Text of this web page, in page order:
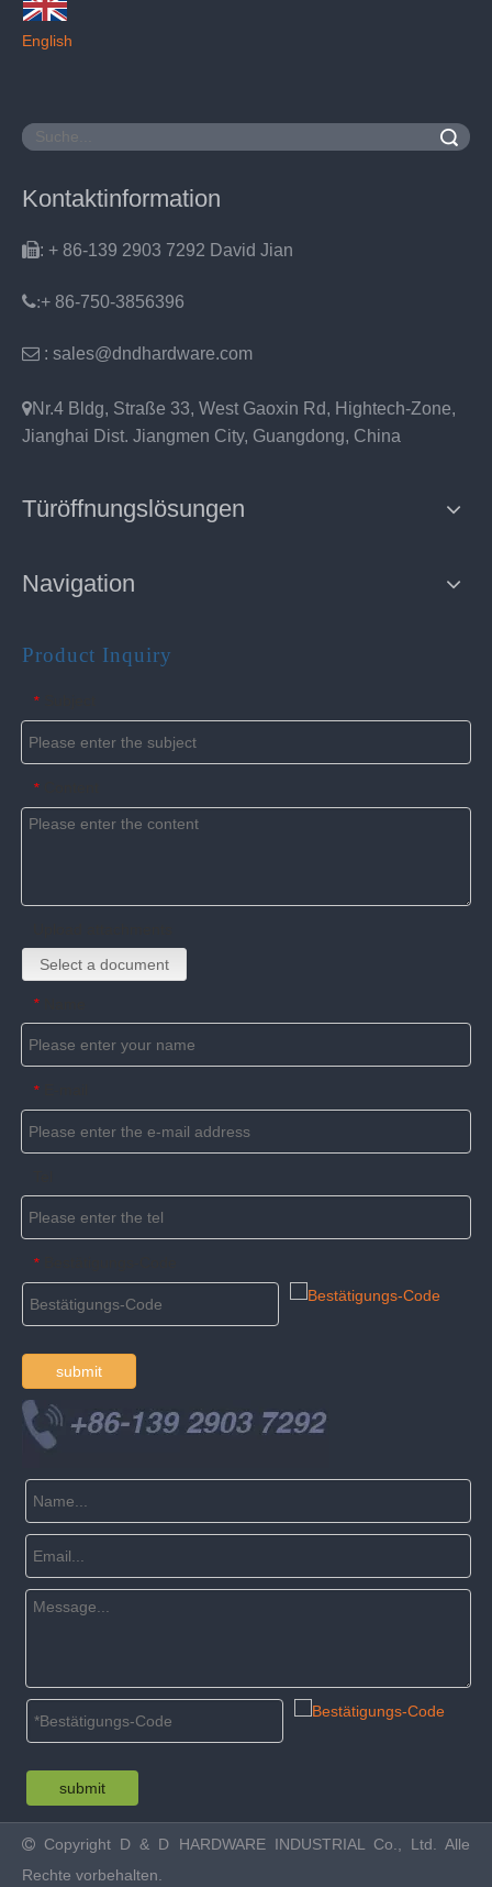
English
Kontaktinformation
: + 86-139 2903 7292 David Jian
:+ 86-750-3856396
 : sales@dndhardware.com
Nr.4 Bldg, Straße 33, West Gaoxin Rd, Hightech-Zone,
Jianghai Dist. Jiangmen City, Guangdong, China
Türöffnungslösungen
Navigation
Product Inquiry
*
*
Select a document
*
*
*
submit
submit
 Copyright D & D HARDWARE INDUSTRIAL Co., Ltd. Alle
Rechte vorbehalten.